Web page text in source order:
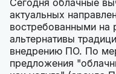
Сегодня облачные
актуальных
востребованными на
альтернативы
внедрению ПО. По
предложения